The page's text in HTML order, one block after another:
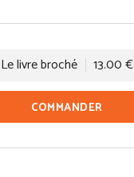
Le livre broché 13.00 €
COMMANDER